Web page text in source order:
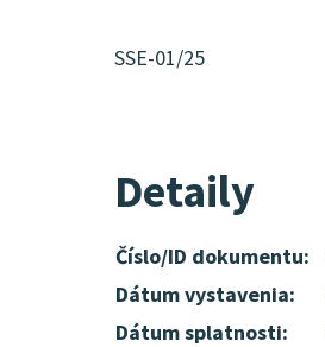
SSE-01/25
Detaily
Číslo/ID dokumentu:
Dátum vystavenia:
Dátum splatnosti: